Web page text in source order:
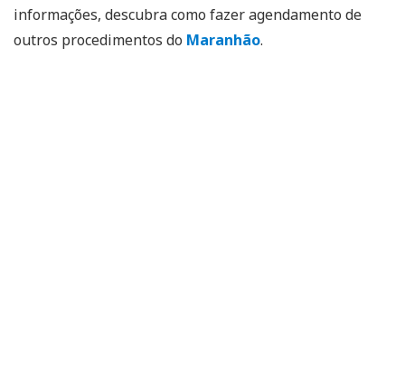
informações, descubra como fazer agendamento de
outros procedimentos do Maranhão.